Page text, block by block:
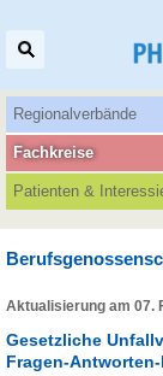
Regionalverbände
Patienten‌ &
Fachkreise
Aktualisierung am 07.
Gesetzliche
Fragen-